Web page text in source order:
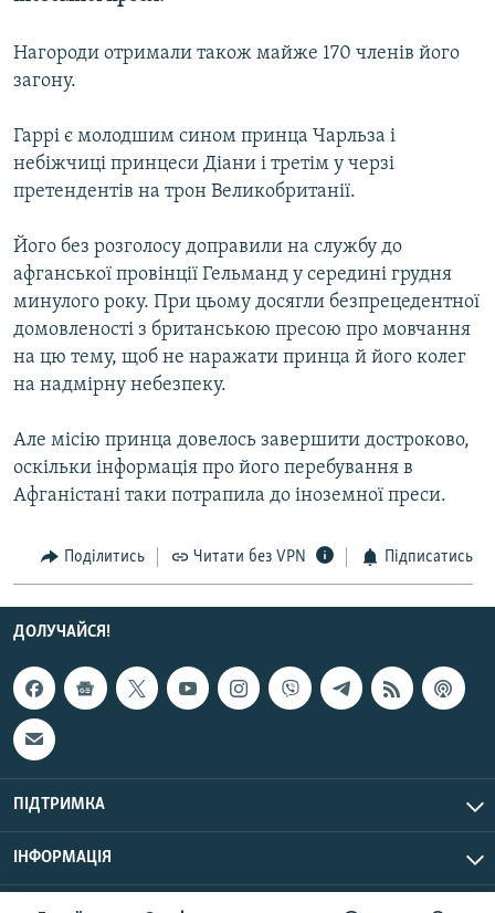
ПОДКАСТИ
РУС
УКР
КТАТ
ДОЛУЧАЙСЯ!
Усі сайти RFE/RL
Нагороди отримали також майже 170 членів його
загону.
Гаррі є молодшим сином принца Чарльза і
небіжчиці принцеси Діани і третім у черзі
претендентів на трон Великобританії.
Його без розголосу доправили на службу до
афганської провінції Гельманд у середині грудня
минулого року. При цьому досягли безпрецедентної
домовленості з британською пресою про мовчання
на цю тему, щоб не наражати принца й його колег
на надмірну небезпеку.
Але місію принца довелось завершити достроково,
оскільки інформація про його перебування в
Афганістані таки потрапила до іноземної преси.
Поділитись Читати без VPN Підписатись
ДОЛУЧАЙСЯ!
ПІДТРИМКА
ІНФОРМАЦІЯ